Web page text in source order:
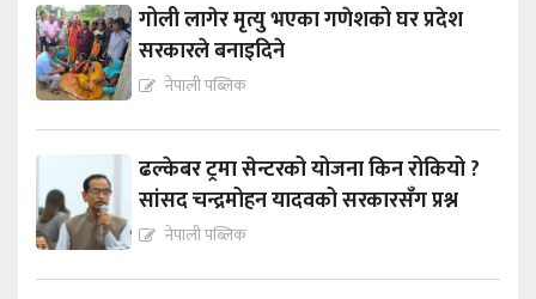
गोली लागेर मृत्यु भएका गणेशको घर प्रदेश
सरकारले बनाइदिने
नेपाली पब्लिक
ढल्केबर ट्रमा सेन्टरको योजना किन रोकियो ?
सांसद चन्द्रमोहन यादवको सरकारसँग प्रश्न
नेपाली पब्लिक